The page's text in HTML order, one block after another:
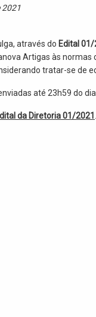
2021
através do Edital
Artigas às
tratar-se de
até 23h59 do dia
da Diretoria 01/2021